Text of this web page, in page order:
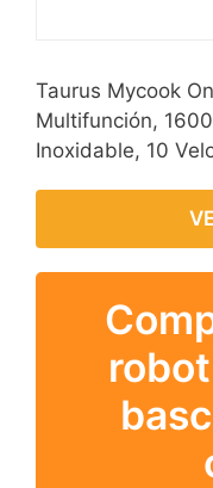
Taurus Mycook
Multifunción,
Inoxidable, 10